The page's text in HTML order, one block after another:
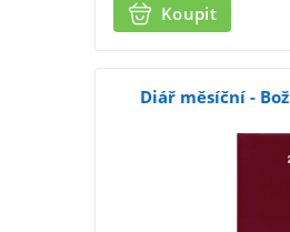
Koupit
Diář měsíční -